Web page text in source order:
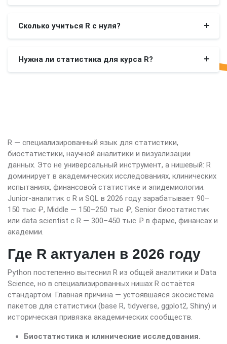
Сколько учиться R с нуля?
Нужна ли статистика для курса R?
R — специализированный язык для статистики,
биостатистики, научной аналитики и визуализации
данных. Это не универсальный инструмент, а нишевый: R
доминирует в академических исследованиях, клинических
испытаниях, финансовой статистике и эпидемиологии.
Junior-аналитик с R и SQL в 2026 году зарабатывает 90–
150 тыс ₽, Middle — 150–250 тыс ₽, Senior биостатистик
или data scientist с R — 300–450 тыс ₽ в фарме, финансах и
академии.
Где R актуален в 2026 году
Python постепенно вытеснил R из общей аналитики и Data
Science, но в специализированных нишах R остаётся
стандартом. Главная причина — устоявшаяся экосистема
пакетов для статистики (base R, tidyverse, ggplot2, Shiny) и
историческая привязка академических сообществ.
Биостатистика и клинические исследования.